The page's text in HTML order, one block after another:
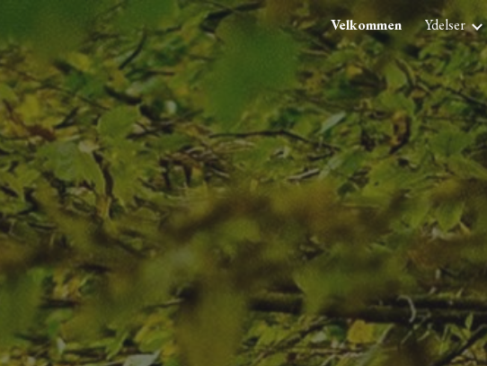
to main content Skip to navigation
Velkommen Ydelser